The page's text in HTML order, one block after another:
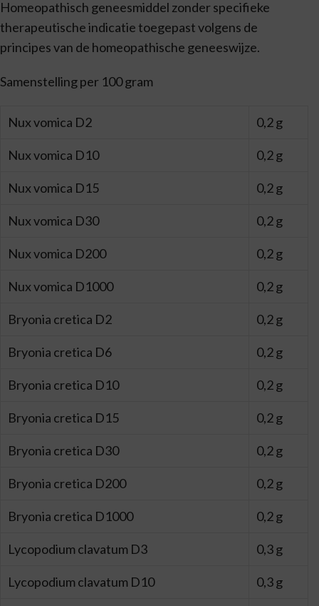
Homeopathisch geneesmiddel zonder specifieke
therapeutische indicatie toegepast volgens de
principes van de homeopathische geneeswijze.
Samenstelling per 100 gram
Nux vomica D2 0,2 g
Nux vomica D10 0,2 g
Nux vomica D15 0,2 g
Nux vomica D30 0,2 g
Nux vomica D200 0,2 g
Nux vomica D1000 0,2 g
Bryonia cretica D2 0,2 g
Bryonia cretica D6 0,2 g
Bryonia cretica D10 0,2 g
Bryonia cretica D15 0,2 g
Bryonia cretica D30 0,2 g
Bryonia cretica D200 0,2 g
Bryonia cretica D1000 0,2 g
Lycopodium clavatum D3 0,3 g
Lycopodium clavatum D10 0,3 g